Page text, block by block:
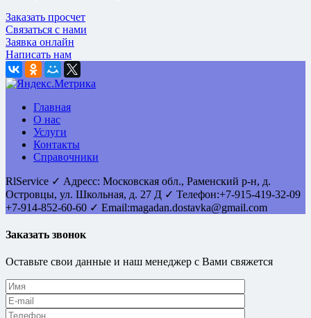
Заказать просчет
Связаться с нами
Заявка онлайн
Написать нам
Главная
О нас
Услуги
Контакты
Справочники
RlService ✓ Адресс: Московская обл., Раменский р-н, д.
Островцы, ул. Школьная, д. 27 Д ✓ Телефон:+7-915-419-32-09
+7-914-852-60-60 ✓ Email:magadan.dostavka@gmail.com
Заказать звонок
Оставьте свои данные и наш менеджер с Вами свяжется